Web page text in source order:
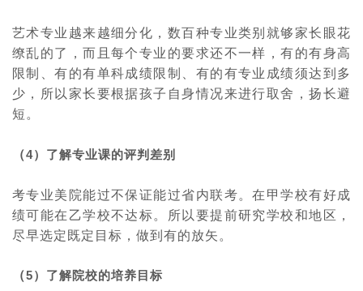
艺术专业越来越细分化，数百种专业类别就够家长眼花
缭乱的了，而且每个专业的要求还不一样，有的有身高
限制、有的有单科成绩限制、有的有专业成绩须达到多
少，所以家长要根据孩子自身情况来进行取舍，扬长避
短。
（4）了解专业课的评判差别
考专业美院能过不保证能过省内联考。在甲学校有好成
绩可能在乙学校不达标。所以要提前研究学校和地区，
尽早选定既定目标，做到有的放矢。
（5）了解院校的培养目标